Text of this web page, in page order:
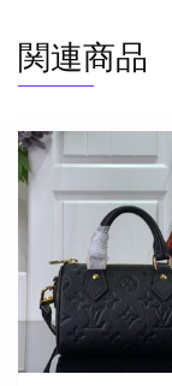
関連商品